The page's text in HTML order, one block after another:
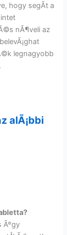
hogy segÃ­t a
nÃ¶veli az
legnagyobb
alÃ¡bbi
Ãºgy